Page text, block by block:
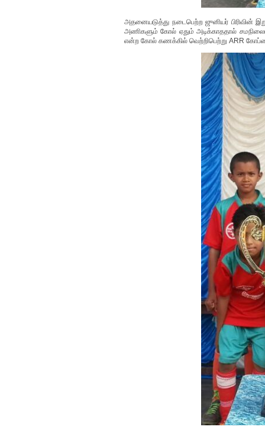
அதனையடுத்து நடைபெற்ற ஜுனியர் பிரிவின்
அணிகளும் கோல் ஏதும் அடிக்காததால்
என்ற கோல் கணக்கில் வெற்றிபெற்று ARR